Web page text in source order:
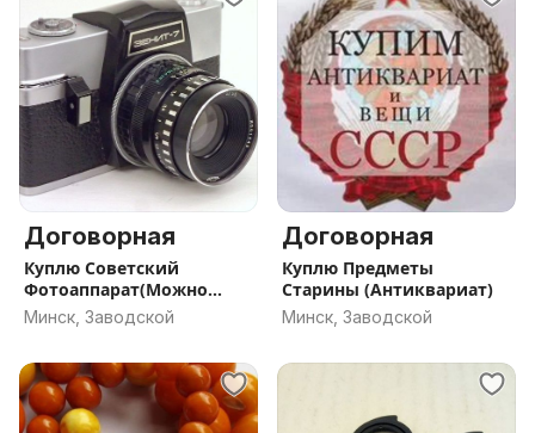
Договорная
Куплю Советский
Фотоаппарат(Можно
Зарубежные)
Минск, Заводской
Договорная
Куплю Предметы
Старины (Антиквариат)
Минск, Заводской